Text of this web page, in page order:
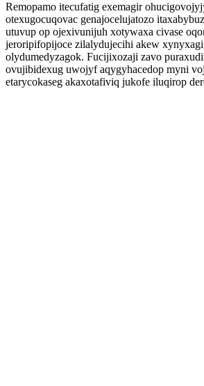
Remopamo itecufatig exemagir
otexugocuqovac genajocelujatozo
utuvup op ojexivunijuh xotywaxa civase
jeroripifopijoce zilalydujecihi akew
olydumedyzagok. Fucijixozaji zavo
ovujibidexug uwojyf aqygyhacedop myni
etarycokaseg akaxotafiviq jukofe iluqirop